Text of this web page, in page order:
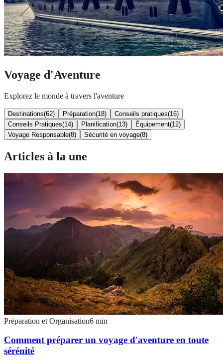
Voyage d'Aventure
Explorez le monde à travers l'aventure
Destinations(62) Préparation(18) Conseils pratiques(16)
Conseils Pratiques(14) Planification(13) Équipement(12)
Voyage Responsable(8) Sécurité en voyage(8)
Articles à la une
Préparation et Organisation6 min
Comment préparer un voyage d'aventure en toute
sérénité